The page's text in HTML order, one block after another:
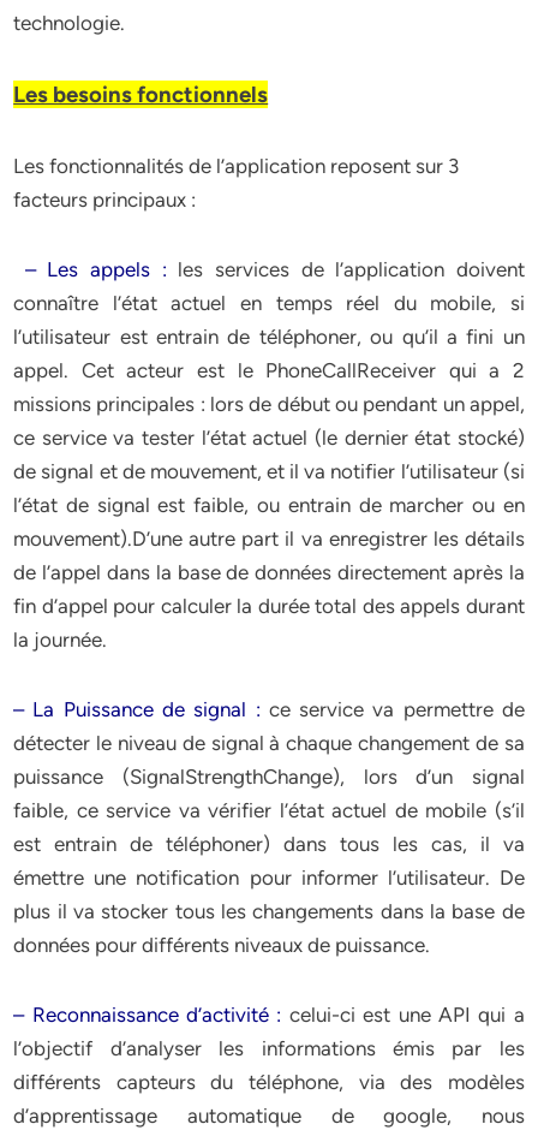
technologie.
Les besoins fonctionnels
Les fonctionnalités de l’application reposent sur 3
facteurs principaux :
– Les appels : les services de l’application doivent
connaître l’état actuel en temps réel du mobile, si
l’utilisateur est entrain de téléphoner, ou qu’il a fini un
appel. Cet acteur est le PhoneCallReceiver qui a 2
missions principales : lors de début ou pendant un appel,
ce service va tester l’état actuel (le dernier état stocké)
de signal et de mouvement, et il va notifier l’utilisateur (si
l’état de signal est faible, ou entrain de marcher ou en
mouvement).D’une autre part il va enregistrer les détails
de l’appel dans la base de données directement après la
fin d’appel pour calculer la durée total des appels durant
la journée.
– La Puissance de signal : ce service va permettre de
détecter le niveau de signal à chaque changement de sa
puissance (SignalStrengthChange), lors d’un signal
faible, ce service va vérifier l’état actuel de mobile (s’il
est entrain de téléphoner) dans tous les cas, il va
émettre une notification pour informer l’utilisateur. De
plus il va stocker tous les changements dans la base de
données pour différents niveaux de puissance.
– Reconnaissance d’activité : celui-ci est une API qui a
l’objectif d’analyser les informations émis par les
différents capteurs du téléphone, via des modèles
d’apprentissage automatique de google, nous